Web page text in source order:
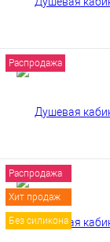
Распродажа
Распродажа
Хит продаж
Без силикона